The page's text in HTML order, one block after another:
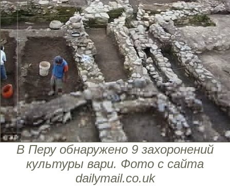
В Перу обнаружено 9 захоронений
культуры вари. Фото с сайта
dailymail.co.uk